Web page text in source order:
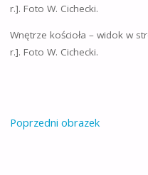
r.]. Foto W. Cichecki.
Wnętrze kościoła – widok w
r.]. Foto W. Cichecki.
Poprzedni obrazek